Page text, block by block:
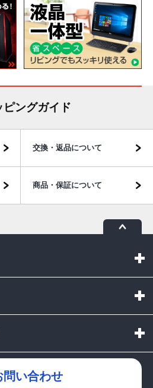
ピングガイド
交換・返品について
商品・保証について
問い合わせ